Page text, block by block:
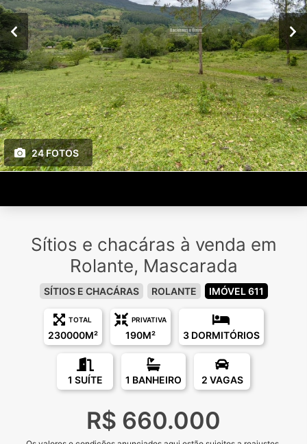
24 FOTOS
Sítios e chacáras à venda em
Rolante, Mascarada
SÍTIOS E CHACÁRAS ROLANTE IMÓVEL 611
TOTAL
230000M²
PRIVATIVA
190M² 3 DORMITÓRIOS
1 SUÍTE 1 BANHEIRO 2 VAGAS
R$ 660.000